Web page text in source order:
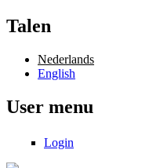
Overslaan en naar de inhoud
Talen
Nederlands
English
User menu
Login